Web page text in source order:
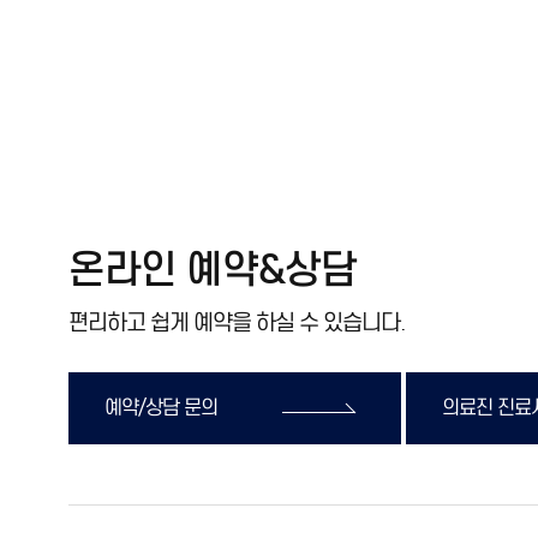
온라인 예약&상담
편리하고 쉽게 예약을 하실 수 있습니다.
예약/상담 문의 의료진 진료